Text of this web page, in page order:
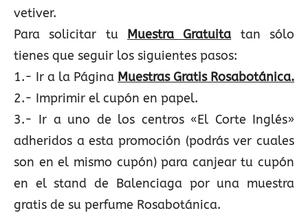
vetiver.
Para solicitar tu Muestra Gratuita tan sólo
tienes que seguir los siguientes pasos:
1.- Ir a la Página Muestras Gratis Rosabotánica.
2.- Imprimir el cupón en papel.
3.- Ir a uno de los centros «El Corte Inglés»
adheridos a esta promoción (podrás ver cuales
son en el mismo cupón) para canjear tu cupón
en el stand de Balenciaga por una muestra
gratis de su perfume Rosabotánica.